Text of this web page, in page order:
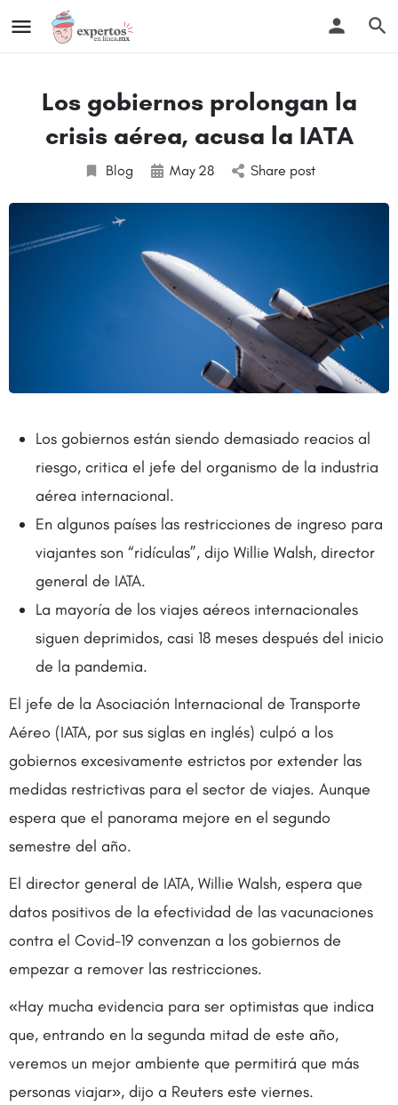
Los gobiernos prolongan la
crisis aérea, acusa la IATA
Blog May 28 Share post
Los gobiernos están siendo demasiado reacios al
riesgo, critica el jefe del organismo de la industria
aérea internacional.
En algunos países las restricciones de ingreso para
viajantes son “ridículas”, dijo Willie Walsh, director
general de IATA.
La mayoría de los viajes aéreos internacionales
siguen deprimidos, casi 18 meses después del inicio
de la pandemia.
El jefe de la Asociación Internacional de Transporte
Aéreo (IATA, por sus siglas en inglés) culpó a los
gobiernos excesivamente estrictos por extender las
medidas restrictivas para el sector de viajes. Aunque
espera que el panorama mejore en el segundo
semestre del año.
El director general de IATA, Willie Walsh, espera que
datos positivos de la efectividad de las vacunaciones
contra el Covid-19 convenzan a los gobiernos de
empezar a remover las restricciones.
«Hay mucha evidencia para ser optimistas que indica
que, entrando en la segunda mitad de este año,
veremos un mejor ambiente que permitirá que más
personas viajar», dijo a Reuters este viernes.